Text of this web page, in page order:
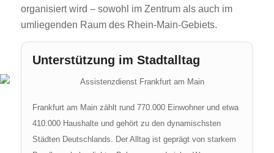
organisiert wird – sowohl im Zentrum als auch im
umliegenden Raum des Rhein-Main-Gebiets.
Unterstützung im Stadtalltag
Frankfurt am Main zählt rund 770.000 Einwohner und etwa
410.000 Haushalte und gehört zu den dynamischsten
Städten Deutschlands. Der Alltag ist geprägt von starkem